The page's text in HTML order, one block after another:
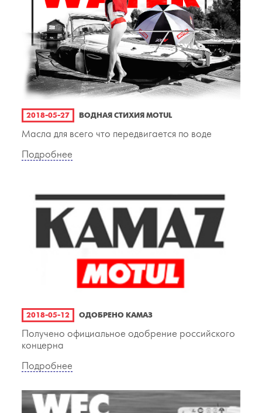
2018-05-27 ВОДНАЯ СТИХИЯ MOTUL
Масла для всего что передвигается по воде
Подробнее
2018-05-12 ОДОБРЕНО КАМАЗ
Получено официальное одобрение российского
концерна
Подробнее